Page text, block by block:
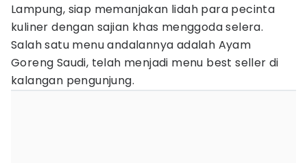
Lampung, siap memanjakan lidah para pecinta
kuliner dengan sajian khas menggoda selera.
Salah satu menu andalannya adalah Ayam
Goreng Saudi, telah menjadi menu best seller di
kalangan pengunjung.